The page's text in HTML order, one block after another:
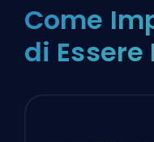
Come
di Essere